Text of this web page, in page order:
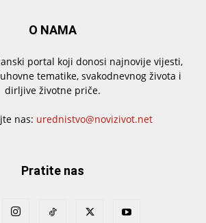
O NAMA
portal koji donosi najnovije vijesti,
tematike, svakodnevnog života i
dirljive životne priče.
nas: urednistvo@novizivot.net
Pratite nas